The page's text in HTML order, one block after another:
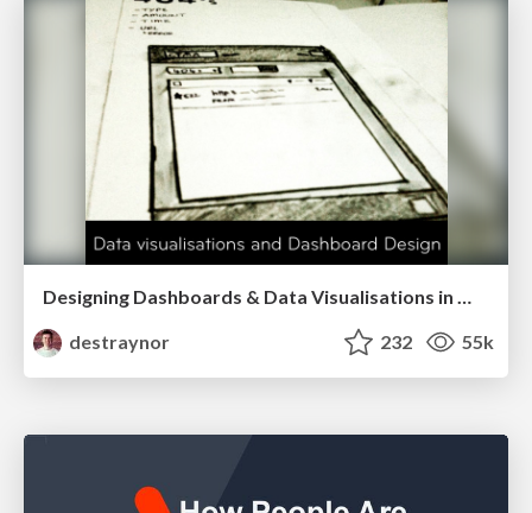
Designing Dashboards & Data Visualisations in Web Apps
destraynor
232 55k